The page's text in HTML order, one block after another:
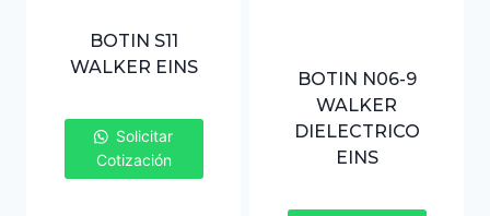
BOTIN S11
WALKER EINS
Solicitar
Cotización
BOTIN N06-9
WALKER
DIELECTRICO
EINS